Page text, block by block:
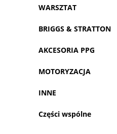
WARSZTAT
BRIGGS & STRATTON
AKCESORIA PPG
MOTORYZACJA
INNE
Części wspólne